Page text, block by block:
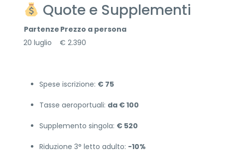
Quote e Supplementi
Partenze Prezzo a persona
20 luglio € 2.390
Spese iscrizione: € 75
Tasse aeroportuali: da € 100
Supplemento singola: € 520
Riduzione 3° letto adulto: -10%